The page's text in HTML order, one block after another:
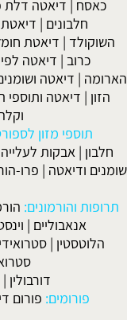
כאסח | דיאטה דלת
חלבונים |
השוקולד | דיאטת
כרוב | דיאטה
הארומה | דיאטה
הזון | דיאטה ותוספי
תוספי מזון
חלבון | אבקות
שומנים ודיאטה | פרו-
תרופות והורמונים:
אנאבוליים |
הלוטסטין |
דורבולין |
פורומים: פורום